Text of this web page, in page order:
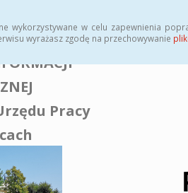
w celu zapewnienia
wyrażasz zgodę na przechowywanie
Pracy